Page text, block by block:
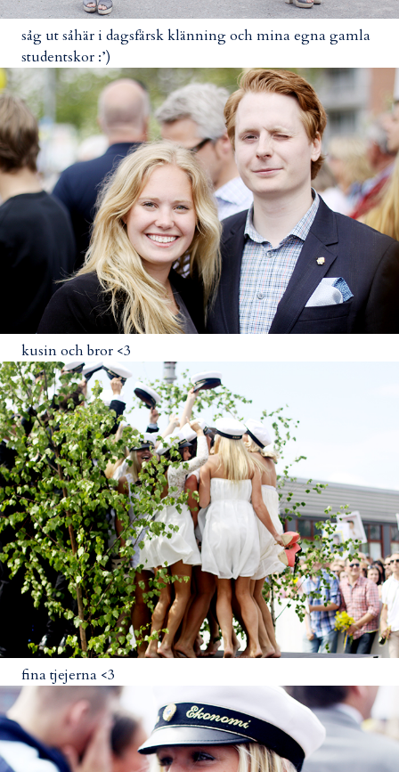
såg ut såhär i dagsfärsk klänning och mina egna gamla
studentskor :’)
kusin och bror <3
fina tjejerna <3